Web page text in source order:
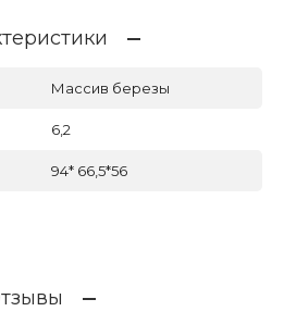
Массив березы
6,2
94* 66,5*56